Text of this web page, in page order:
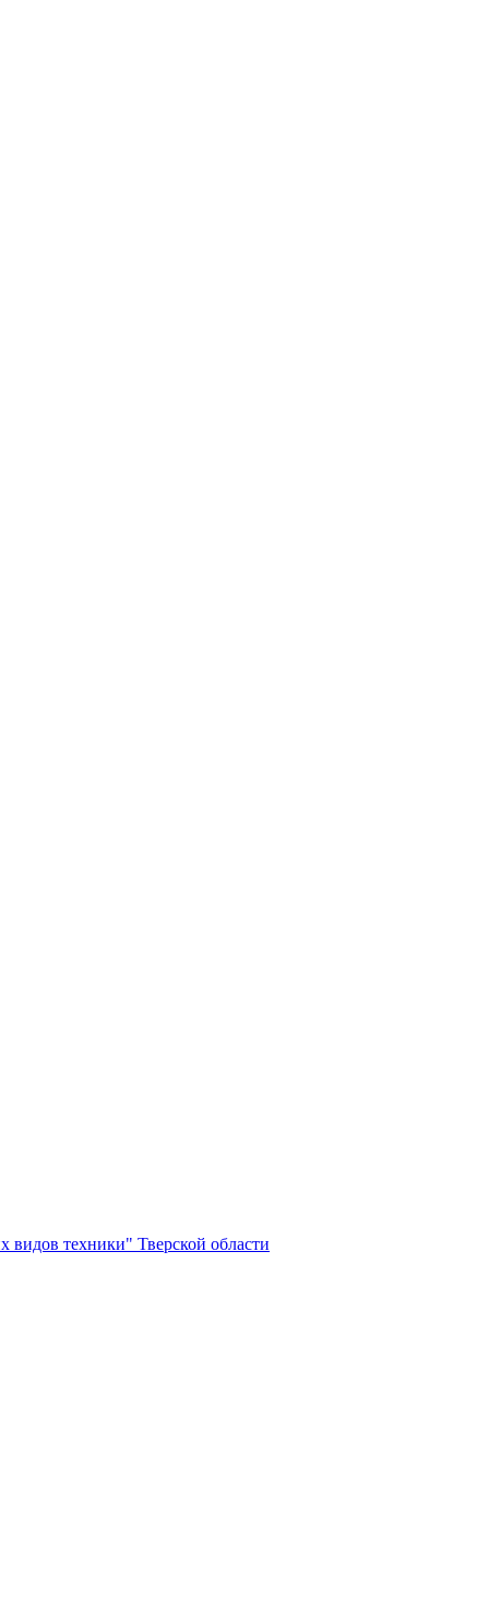
видов техники" Тверской области